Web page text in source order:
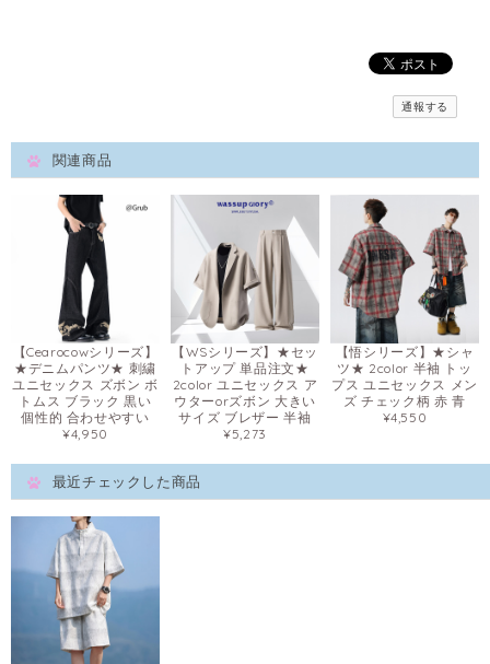
通報する
関連商品
【Cearocowシリーズ】
★デニムパンツ★ 刺繍
ユニセックス ズボン ボ
トムス ブラック 黒い
個性的 合わせやすい
¥4,950
【WSシリーズ】★セッ
トアップ 単品注文★
2color ユニセックス ア
ウターorズボン 大きい
サイズ ブレザー 半袖
¥5,273
【悟シリーズ】★シャ
ツ★ 2color 半袖 トッ
プス ユニセックス メン
ズ チェック柄 赤 青
¥4,550
最近チェックした商品